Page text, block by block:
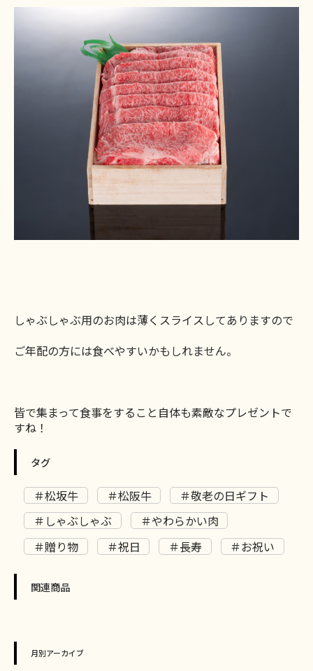
しゃぶしゃぶ用のお肉は薄くスライスしてありますので
ご年配の方には食べやすいかもしれません。
皆で集まって食事をすること自体も素敵なプレゼントで
すね！
タグ
＃松坂牛 ＃松阪牛
＃敬老の日ギフト
＃しゃぶしゃぶ
＃やわらかい肉
＃贈り物
＃祝日 ＃長寿 ＃お祝い
関連商品
月別アーカイブ